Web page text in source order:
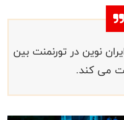
نوین در تورنمنت بین
می کند.